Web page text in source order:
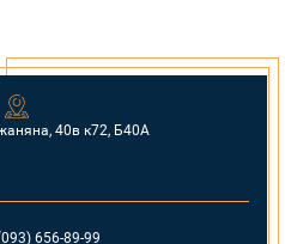
40в к72, Б40А
656-89-99